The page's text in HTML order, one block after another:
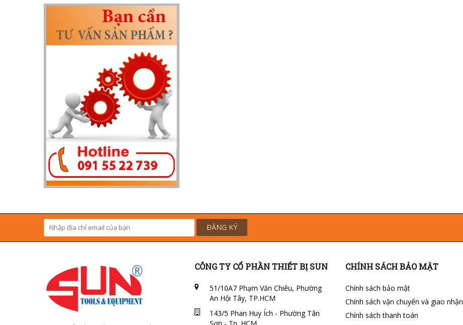
ĐĂNG KÝ
CÔNG TY CỔ PHẦN THIẾT BỊ SUN
51/10A7 Phạm Văn Chiêu, Phường
An Hội Tây, TP.HCM
143/5 Phan Huy Ích - Phường Tân
Sơn - Tp. HCM
CHÍNH SÁCH BẢO MẬT
Chính sách bảo mật
Chính sách vận chuyển và giao nhận
Chính sách thanh toán